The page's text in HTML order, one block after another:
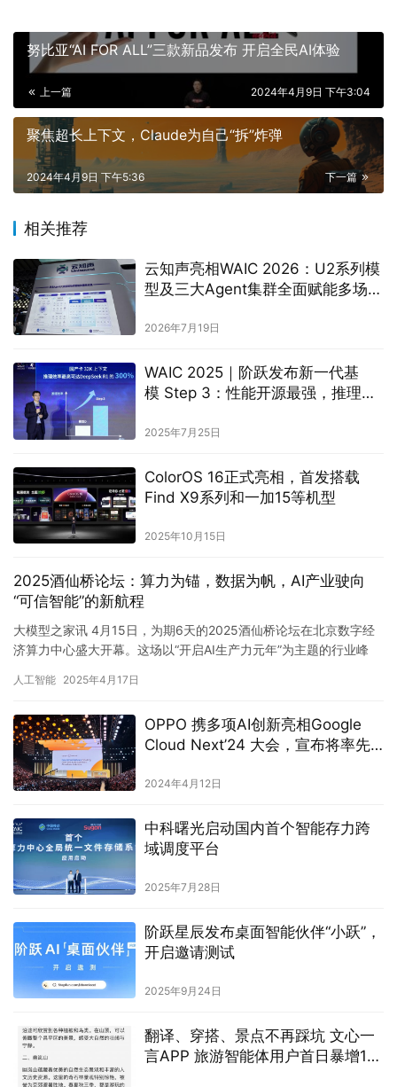
努比亚“AI FOR ALL”三款新品发布 开启全民AI体验
上一篇 2024年4月9日 下午3:04
聚焦超长上下文，Claude为自己“拆”炸弹
下一篇
2024年4月9日 下午5:36
相关推荐
云知声亮相WAIC 2026：U2系列模
型及三大Agent集群全面赋能多场景
2026年7月19日
WAIC 2025｜阶跃发布新一代基
模 Step 3：性能开源最强，推理效
2025年7月25日
ColorOS 16正式亮相，首发搭载
Find X9系列和一加15等机型
2025年10月15日
2025酒仙桥论坛：算力为锚，数据为帆，AI产业驶向
“可信智能”的新航程
大模型之家讯 4月15日，为期6天的2025酒仙桥论坛在北京数字经
济算力中心盛大开幕。这场以“开启AI生产力元年”为主题的行业峰
人工智能 2025年4月17日
OPPO 携多项AI创新亮相Google
Cloud Next’24 大会，宣布将率先
2024年4月12日
中科曙光启动国内首个智能存力跨
域调度平台
2025年7月28日
阶跃星辰发布桌面智能伙伴“小跃”，
开启邀请测试
2025年9月24日
翻译、穿搭、景点不再踩坑 文心一
言APP 旅游智能体用户首日暴增12